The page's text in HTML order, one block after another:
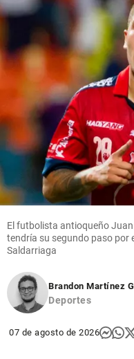
El futbolista antioqueño
tendría su segundo paso por
Saldarriaga
Brandon Martínez
Deportes
07 de agosto de 2026